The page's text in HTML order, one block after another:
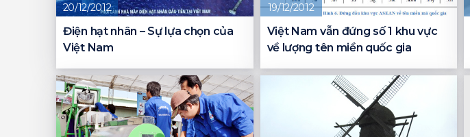
20/12/2012
Điện hạt nhân – Sự lựa chọn của
Việt Nam
19/12/2012
Việt Nam vẫn đứng số 1 khu vực
về lượng tên miền quốc gia